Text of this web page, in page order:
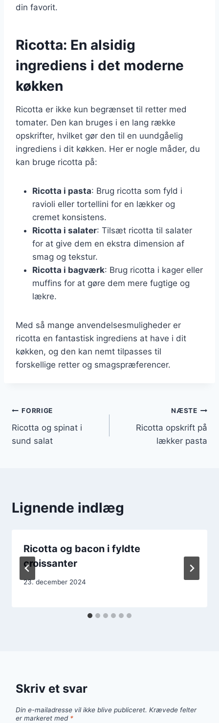
din favorit.
Ricotta: En alsidig
ingrediens i det moderne
køkken
Ricotta er ikke kun begrænset til retter med
tomater. Den kan bruges i en lang række
opskrifter, hvilket gør den til en uundgåelig
ingrediens i dit køkken. Her er nogle måder, du
kan bruge ricotta på:
Ricotta i pasta: Brug ricotta som fyld i
ravioli eller tortellini for en lækker og
cremet konsistens.
Ricotta i salater: Tilsæt ricotta til salater
for at give dem en ekstra dimension af
smag og tekstur.
Ricotta i bagværk: Brug ricotta i kager eller
muffins for at gøre dem mere fugtige og
lækre.
Med så mange anvendelsesmuligheder er
ricotta en fantastisk ingrediens at have i dit
køkken, og den kan nemt tilpasses til
forskellige retter og smagspræferencer.
Indlægsnavigation
FORRIGE
Ricotta og spinat i
sund salat
NÆSTE
Ricotta opskrift på
lækker pasta
Lignende indlæg
Ricotta og bacon i fyldte
croissanter
23. december 2024
Skriv et svar
Din e-mailadresse vil ikke blive publiceret. Krævede felter
er markeret med *